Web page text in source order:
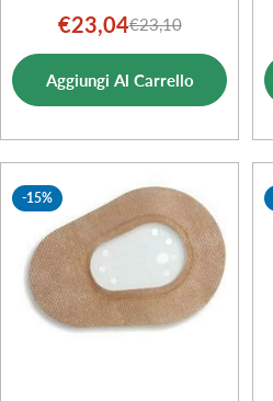
Prezzo
di
vendita
€23,04Prezzo
normale
€23,10
Aggiungi Al Carrello
-15%